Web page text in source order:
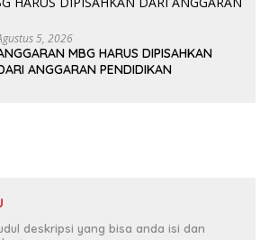
5, 2026
MBG HARUS DIPISAHKAN
ANGGARAN PENDIDIKAN
deskripsi yang bisa anda isi dan